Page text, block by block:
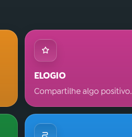
ELOGIO
Compartilhe algo positivo.